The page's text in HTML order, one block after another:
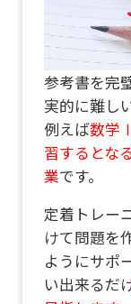
問題
5.
Calculation
計算特訓
6.
Grammar
法チェッ
ク
参考書を完
実的に難し
例えば数学
習するとな
業です。
定着トレー
けて問題を
ようにサポ
い出来るだ